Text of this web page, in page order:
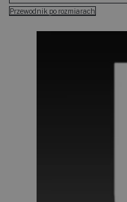
Przewodnik po rozmiarach